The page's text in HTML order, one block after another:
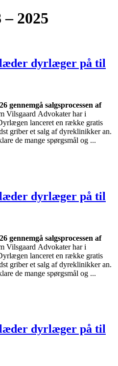
2025
dyrlæger på til
gennemgå salgsprocessen af
lanceret en række gratis
griber et salg af dyreklinikker an.
de mange spørgsmål og ...
dyrlæger på til
gennemgå salgsprocessen af
lanceret en række gratis
griber et salg af dyreklinikker an.
de mange spørgsmål og ...
dyrlæger på til